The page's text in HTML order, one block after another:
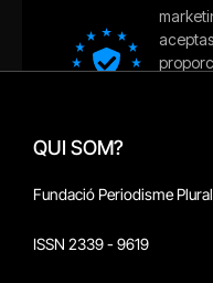
QUI SOM?
Fundació Periodisme Plural
ISSN 2339 - 9619